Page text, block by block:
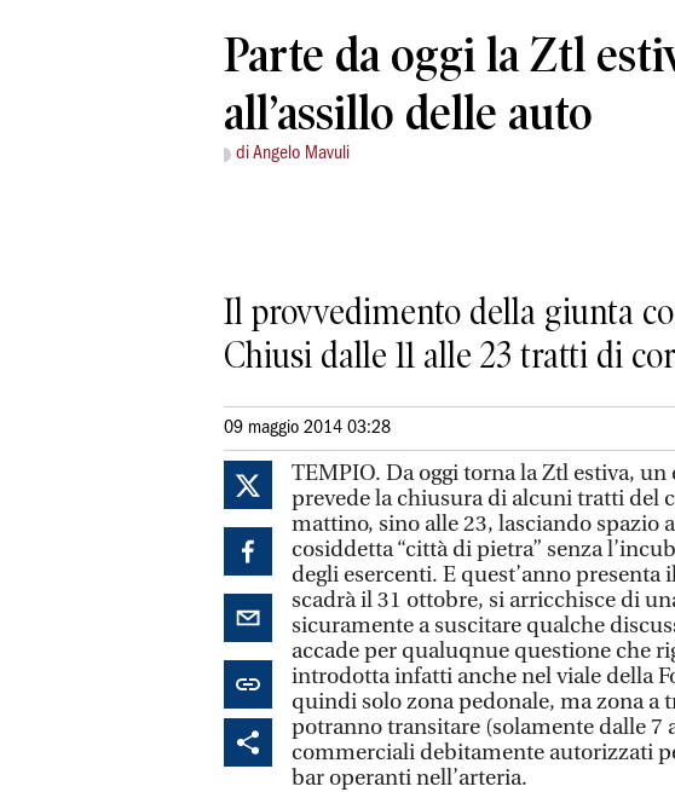
Parte da oggi la Ztl
all’assillo delle auto
di Angelo Mavuli
Il provvedimento della giunta
Chiusi dalle 11 alle 23 tratti di
09 maggio 2014 03:28
TEMPIO. Da oggi torna la Ztl estiva,
prevede la chiusura di alcuni tratti del
mattino, sino alle 23, lasciando spazio
cosiddetta “città di pietra” senza
degli esercenti. E quest’anno
scadrà il 31 ottobre, si arricchisce di
sicuramente a suscitare qualche
accade per qualuqnue questione che
introdotta infatti anche nel viale della
quindi solo zona pedonale, ma zona
potranno transitare (solamente dalle 7
commerciali debitamente autorizzati
bar operanti nell’arteria.